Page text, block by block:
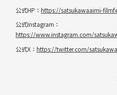
公式HP： https://satsukawaaimi-
公式Instagram：
https://www.instagram.com/
公式X： https://twitter.com/